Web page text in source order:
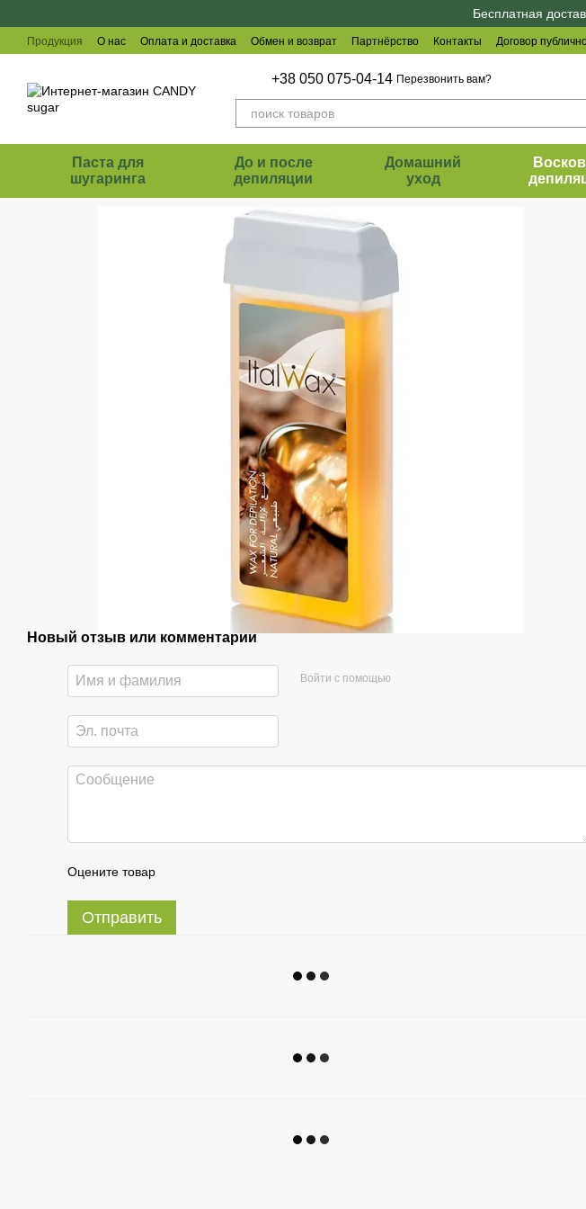
Бесплатная
Продукция О нас Оплата и доставка Обмен и возврат Партнёрство Контакты Договор
+38 050 075-04-14 Перезвонить вам?
Паста для
шугаринга
До и после
депиляции
Домашний
уход
Новый отзыв или комментарий
Войти с помощью
Оцените товар
Отправить